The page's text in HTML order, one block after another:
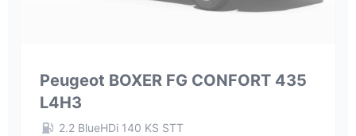
Peugeot BOXER FG CONFORT 435
L4H3
2.2 BlueHDi 140 KS STT